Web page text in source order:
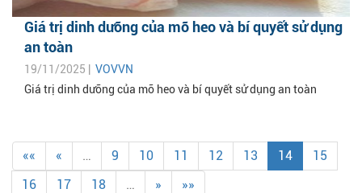
Giá trị dinh dưỡng của mỡ heo và bí quyết sử dụng
an toàn
19/11/2025 | VOVVN
Giá trị dinh dưỡng của mỡ heo và bí quyết sử dụng an toàn
«« « … 9 10 11 12 13 14
15
16
17 18 … » »»